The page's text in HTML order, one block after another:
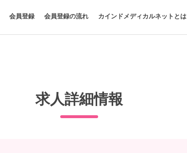
会員登録 会員登録の流れ カインドメディカルネットとは
求人詳細情報